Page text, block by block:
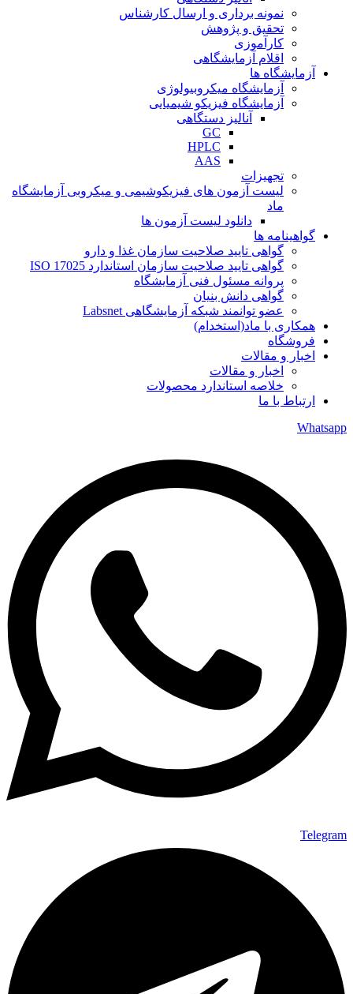
نمونه برداری و ارسال کارشناس
تحقیق و پژوهش
کارآموزی
اقلام آزمایشگاهی
آزمایشگاه ها
آزمایشگاه میکروبیولوژی
آزمایشگاه فیزیکو شیمیایی
آنالیز دستگاهی
GC
HPLC
AAS
تجهیزات
لیست آزمون های فیزیکوشیمی و میکروبی آزمایشگاه
ماد
دانلود لیست آزمون ها
گواهینامه ها
گواهی تایید صلاحیت سازمان غذا و دارو
گواهی تایید صلاحیت سازمان استاندارد ISO 17025
پروانه مسئول فنی آزمایشگاه
گواهی دانش بنیان
عضو توانمند شبکه آزمایشگاهی Labsnet
همکاری با ماد(استخدام)
فروشگاه
اخبار و مقالات
اخبار و مقالات
خلاصه استاندارد محصولات
ارتباط با ما
Whatsapp
Telegram